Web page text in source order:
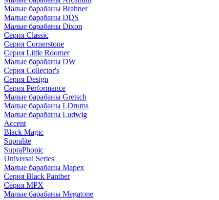
Малые барабаны Brahner
Малые барабаны DDS
Малые барабаны Dixon
Серия Classic
Серия Cornerstone
Серия Little Roomer
Малые барабаны DW
Серия Collector's
Серия Design
Серия Performance
Малые барабаны Gretsch
Малые барабаны LDrums
Малые барабаны Ludwig
Accent
Black Magic
Supralite
SupraPhonic
Universal Series
Малые барабаны Mapex
Серия Black Panther
Серия MPX
Малые барабаны Megatone